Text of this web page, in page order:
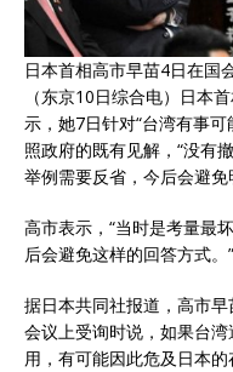
日本首相高市早苗4日在国
（东京10日综合电）日本
示，她7日针对“台湾有事
照政府的既有见解，“没有
举例需要反省，今后会避免
高市表示，“当时是考量最
后会避免这样的回答方式。”
据日本共同社报道，高市
会议上受询时说，如果台
用，有可能因此危及日本